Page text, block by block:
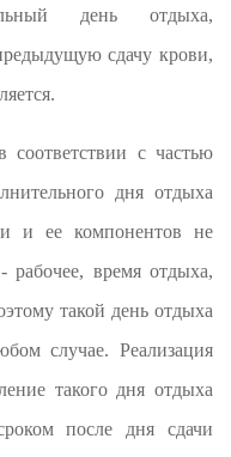
день отдыха,
сдачу крови,
соответствии с частью
дня отдыха
и ее компонентов не
рабочее, время отдыха,
такой день отдыха
случае. Реализация
такого дня отдыха
после дня сдачи